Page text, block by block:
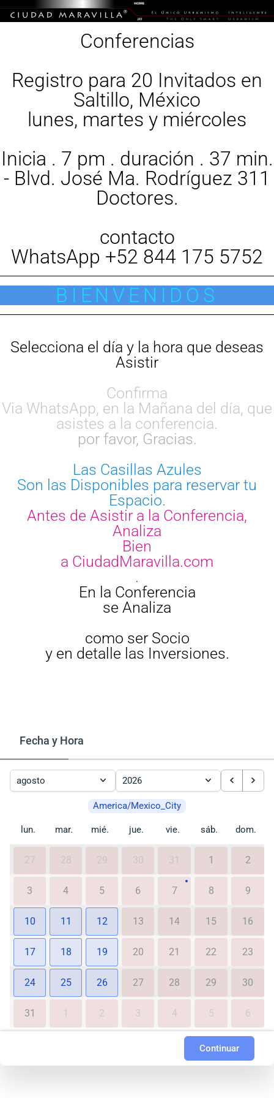
Conferencias
Registro para 20 Invitados en
Saltillo, México
lunes, martes y miércoles
Inicia . 7 pm . duración . 37 min.
- Blvd. José Ma. Rodríguez 311
Doctores.
contacto
WhatsApp +52 844 175 5752
BIENVENIDOS
Selecciona el día y la hora que deseas
Asistir
Confirma
Via WhatsApp, en la Mañana del día, que
asistes a la conferencia.
por favor, Gracias.
Las Casillas Azules
Son las Disponibles para reservar tu
Espacio.
Antes de Asistir a la Conferencia,
Analiza
Bien
a CiudadMaravilla.com
.
En la Conferencia
se Analiza
como ser Socio
y en detalle las Inversiones.
Fecha y Hora
America/Mexico_City
lun. mar. mié. jue. vie. sáb. dom.
27 28 29 30 31 1 2
3 4 5 6 7 8 9
10 11 12 13 14 15 16
17 18 19 20 21 22 23
24 25 26 27 28 29 30
31 1 2 3 4 5 6
Continuar